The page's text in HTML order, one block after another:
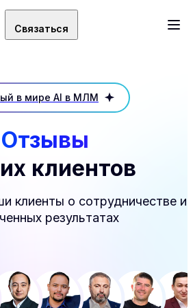
Связаться
в мире AI в МЛМ
Отзывы
клиентов
клиенты о сотрудничестве и
результатах